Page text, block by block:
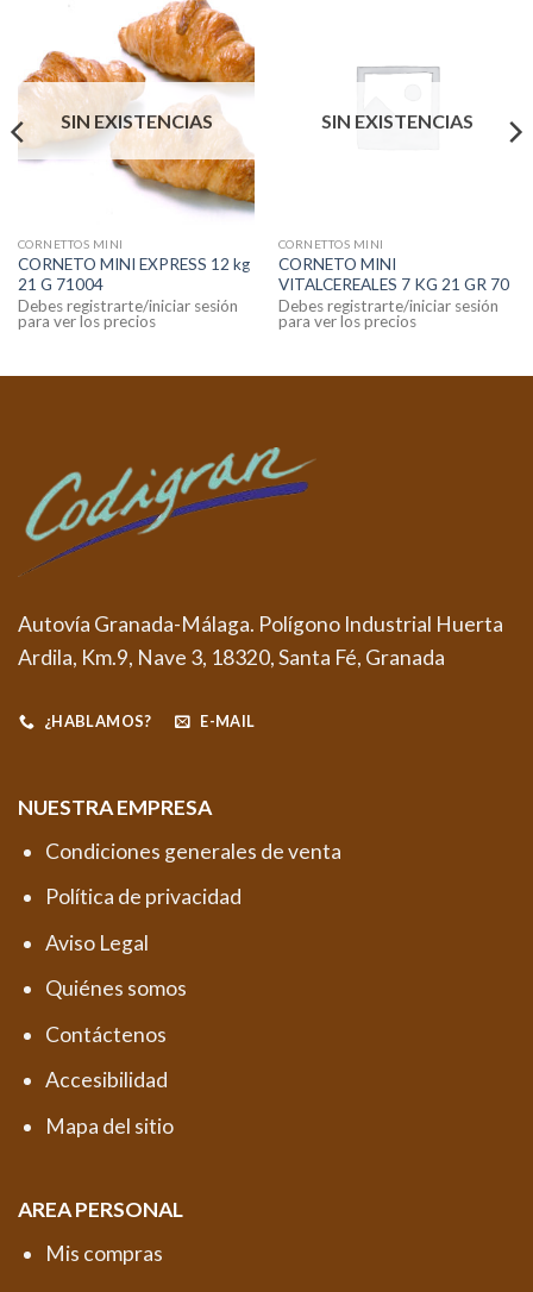
SIN EXISTENCIAS
CORNETTOS MINI
CORNETO MINI EXPRESS 12 kg
21 G 71004
Debes registrarte/iniciar sesión
para ver los precios
SIN EXISTENCIAS
CORNETTOS MINI
CORNETO MINI
VITALCEREALES 7 KG 21 GR 70
Debes registrarte/iniciar sesión
para ver los precios
Autovía Granada-Málaga. Polígono Industrial Huerta
Ardila, Km.9, Nave 3, 18320, Santa Fé, Granada
¿HABLAMOS? E-MAIL
NUESTRA EMPRESA
Condiciones generales de venta
Política de privacidad
Aviso Legal
Quiénes somos
Contáctenos
Accesibilidad
Mapa del sitio
AREA PERSONAL
Mis compras